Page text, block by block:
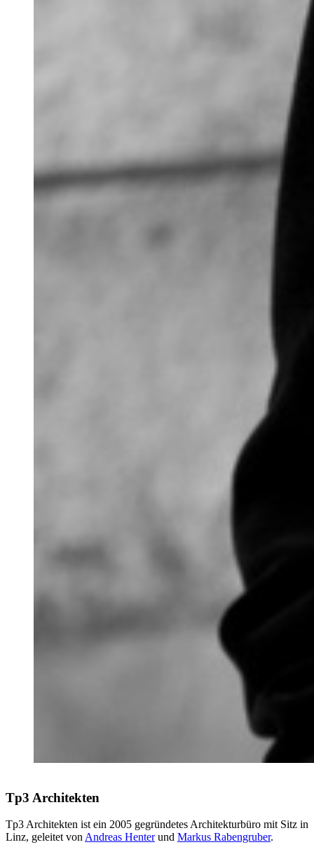
Tp3 Architekten
Tp3 Architekten ist ein 2005 gegründetes Architekturbüro mit Sitz in
Linz, geleitet vonAndreas Henterund Markus Rabengruber.